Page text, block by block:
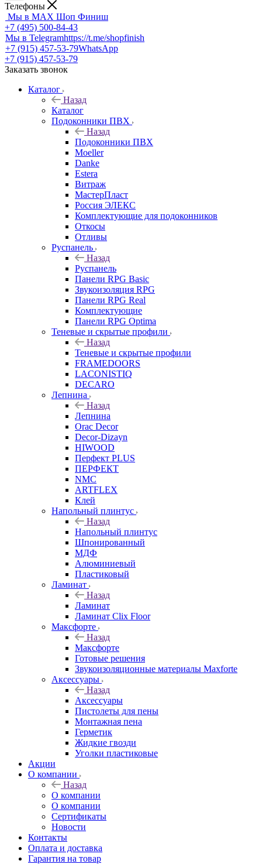
Телефоны
Мы в MAX Шоп Финиш
+7 (495) 500-84-43
Мы в Telegramhttps://t.me/shopfinish
+7 (915) 457-53-79WhatsApp
+7 (915) 457-53-79
Заказать звонок
Каталог
Назад
Каталог
Подоконники ПВХ
Назад
Подоконники ПВХ
Moeller
Danke
Estera
Витраж
МастерПласт
Россия ЭЛЕКС
Комплектующие для подоконников
Откосы
Отливы
Руспанель
Назад
Руспанель
Панели RPG Basic
Звукоизоляция RPG
Панели RPG Real
Комплектующие
Панели RPG Optima
Теневые и скрытые профили
Назад
Теневые и скрытые профили
FRAMEDOORS
LACONISTIQ
DECARO
Лепнина
Назад
Лепнина
Orac Decor
Decor-Dizayn
HIWOOD
Перфект PLUS
ПЕРФЕКТ
NMC
ARTFLEX
Клей
Напольный плинтус
Назад
Напольный плинтус
Шпонированный
МДФ
Алюминиевый
Пластиковый
Ламинат
Назад
Ламинат
Ламинат Clix Floor
Максфорте
Назад
Максфорте
Готовые решения
Звукоизоляционные материалы Maxforte
Аксессуары
Назад
Аксессуары
Пистолеты для пены
Монтажная пена
Герметик
Жидкие гвозди
Уголки пластиковые
Акции
О компании
Назад
О компании
О компании
Сертификаты
Новости
Контакты
Оплата и доставка
Гарантия на товар